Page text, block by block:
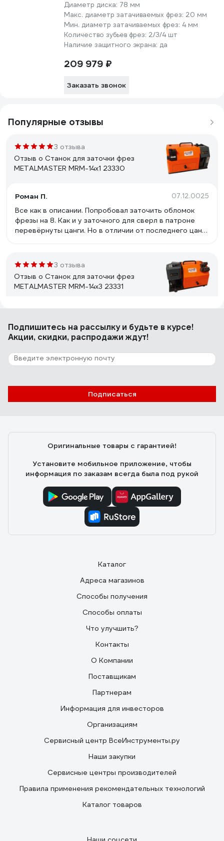
Диаметр диска: 78 мм
Макс. диаметр затачиваемых фрез: 20 мм
Мин. диаметр затачиваемых фрез: 4 мм
Количество зубьев фрез: 2/3/4 шт
Наличие защитного экрана: да
209 979 ₽
Заказать звонок
Популярные отзывы
3 отзыва
Отзыв о Cтанок для заточки фрез
METALMASTER MRM-14x1 23330
Роман П. 07.12.0025
Все как в описании. Попробовал заточить обломок
фрезы на 8. Как и у заточного для сверл в патроне
перевёрнуты цанги. Но в отличии от последнего цанга
отнести установку фрезы в патрон и установку
диаметра фрезы на станке. при неправильной
установке получается слишком тонкая режущая
ленточка. В общем надо приноровится к станку. В
3 отзыва
Отзыв о Cтанок для заточки фрез
METALMASTER MRМ-14x3 23331
Станок пиосто замечательный. Заточил фрезы как
заводские.
Подпишитесь на рассылкуи будьте в курсе!
Акции, скидки, распродажи ждут!
Подписаться
Оригинальные товары с гарантией!
Установите мобильное приложение, чтобы
информация по заказам всегда была под рукой
Каталог
Адреса магазинов
Способы получения
Способы оплаты
Что улучшить?
Контакты
О Компании
Поставщикам
Партнерам
Информация для инвесторов
Организациям
Сервисный центр ВсеИнструменты.ру
Наши закупки
Сервисные центры производителей
Правила применения рекомендательных технологий
Каталог товаров